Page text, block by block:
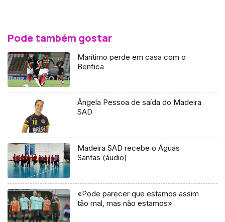
Pode também gostar
Marítimo perde em casa com o
Benfica
Ângela Pessoa de saída do Madeira
SAD
Madeira SAD recebe o Águas
Santas (áudio)
«Pode parecer que estamos assim
tão mal, mas não estamos»